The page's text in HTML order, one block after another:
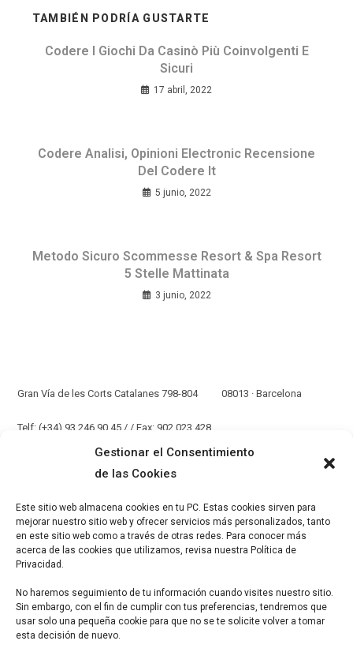
Gestionar el Consentimiento
de las Cookies
Este sitio web almacena cookies en tu PC. Estas cookies sirven para
mejorar nuestro sitio web y ofrecer servicios más personalizados, tanto
en este sitio web como a través de otras redes. Para conocer más
acerca de las cookies que utilizamos, revisa nuestra Política de
Privacidad.
No haremos seguimiento de tu información cuando visites nuestro sitio.
Sin embargo, con el fin de cumplir con tus preferencias, tendremos que
usar solo una pequeña cookie para que no se te solicite volver a tomar
esta decisión de nuevo.
TAMBIÉN PODRÍA GUSTARTE
Codere I Giochi Da Casinò Più Coinvolgenti E
Sicuri
17 abril, 2022
Codere Analisi, Opinioni Electronic Recensione
Del Codere It
5 junio, 2022
Metodo Sicuro Scommesse Resort & Spa Resort
5 Stelle Mattinata
3 junio, 2022
Gran Vía de les Corts Catalanes 798-804 08013 · Barcelona
Telf: (+34) 93 246 90 45 / / Fax: 902 023 428
comercial@microbr.com